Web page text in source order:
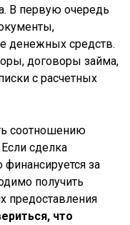
В первую очередь
денежных средств.
договоры займа,
с расчетных
соотношению
сделка
за
получить
предоставления
что